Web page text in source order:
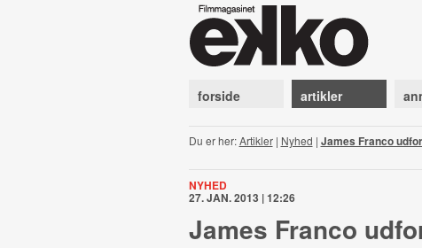
forside artikler
Du er her:Artikler| Nyhed | James Franco
NYHED
27. JAN. 2013 | 12:26
James Franco